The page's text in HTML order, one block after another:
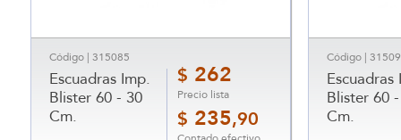
Código | 315085
Escuadras Imp.
Blister 60 - 30
Cm.
$ 262
Precio lista
$ 235,90
Código |
Escuadras
Blister 60
Cm.